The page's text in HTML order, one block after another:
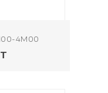
4M00